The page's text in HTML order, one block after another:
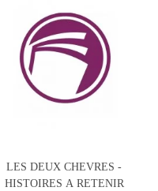
درة ساعية بريد